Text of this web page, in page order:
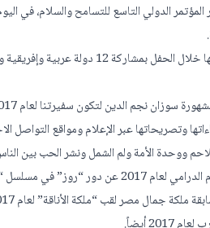
الدولي التاسع للتسامح والسلام، في
واختارت المنظمة نجم الدين لتكون سفيرة التسامح والسلام لعام
وتصريحاتها عبر الإعلام ومواقع التواصل
ووحدة الأمة ولم الشمل ونشر الحب بين
وكانت نجم الدين قد حصدت الأسبوع الماضي جائزة أفضل ممثلة عربية في مهرجان